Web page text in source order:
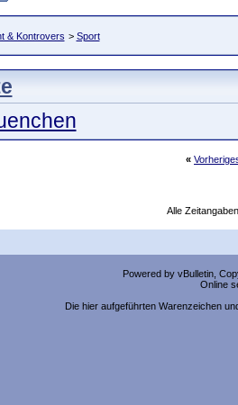
& Kontrovers > Sport
«
Alle
Powered by vBulletin,
Online
Die hier aufgeführten Warenzeichen